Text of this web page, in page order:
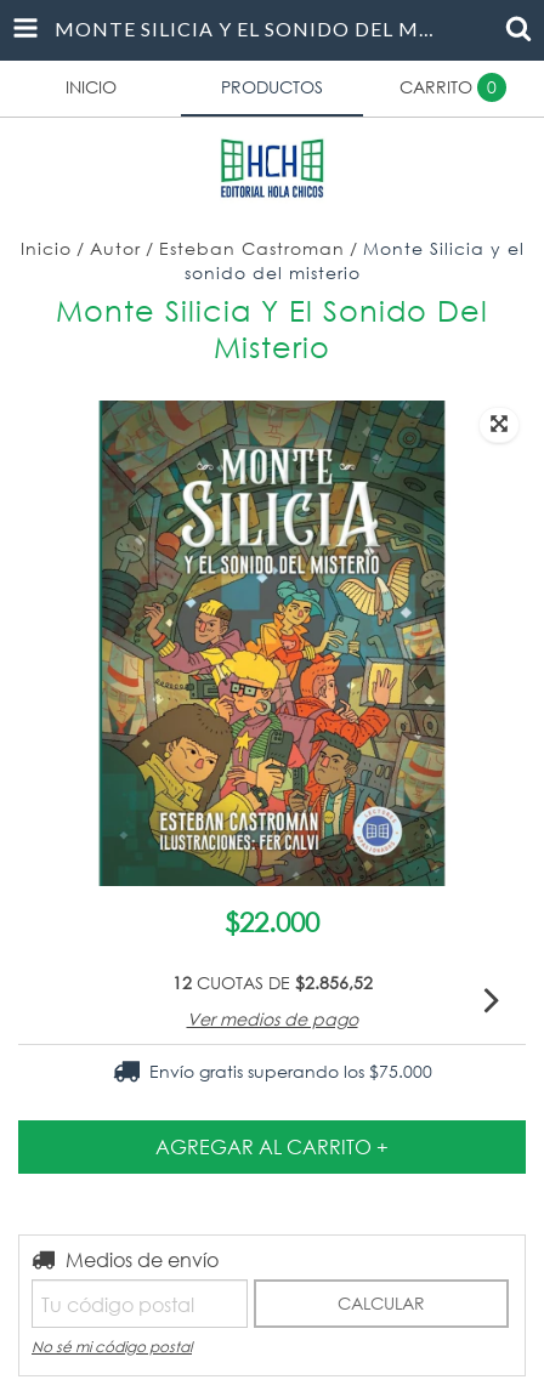
MONTE SILICIA Y EL SONIDO DEL MISTERIO
INICIO PRODUCTOS CARRITO 0
Inicio / Autor / Esteban Castroman / Monte Silicia y el
sonido del misterio
Monte Silicia Y El Sonido Del
Misterio
$22.000
12CUOTAS DE $2.856,52
Ver medios de pago
Envío gratis superando los $75.000
Entregas para el CP:
Medios de envío
CALCULAR
No sé mi código postal